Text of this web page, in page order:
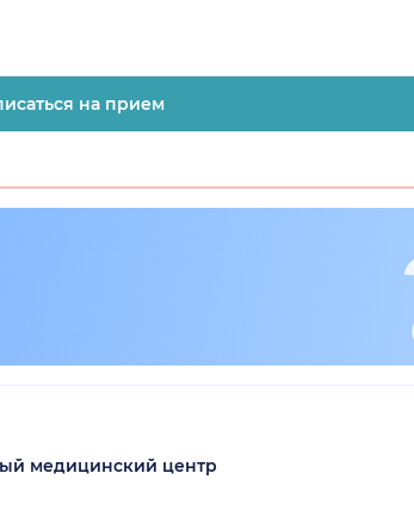
на прием
медицинский центр